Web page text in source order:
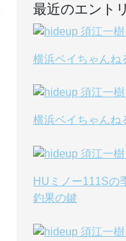
最近のエント
横浜ベイちゃんね
横浜ベイちゃんね
HUミノー111Sの
釣果の鍵